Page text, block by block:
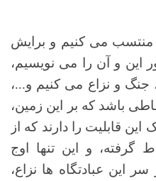
منتسب می کنیم و برایش
این و آن را می نویسیم،
جنگ و نزاع می کنیم و...،
باشد که بر این زمین،
قابلیت را دارند که از
گرفته، و این تنها اوج
عبادتگاه ها نزاع،